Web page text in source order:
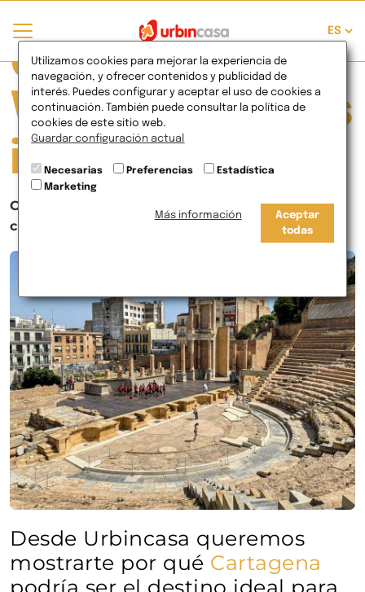
Currently
Viewing Posts
in Viviendas
Cartagena, elegida entre las tres mejores
ciudades de España para vivir
Desde Urbincasa queremos
mostrarte por qué Cartagena
podría ser el destino ideal para
Utilizamos cookies para mejorar la experiencia de
navegación, y ofrecer contenidos y publicidad de
interés. Puedes configurar y aceptar el uso de cookies a
continuación. También puede consultar la política de
cookies de este sitio web.
Guardar configuración actual
Necesarias Preferencias
Estadística
Marketing
Más información
Aceptar
todas